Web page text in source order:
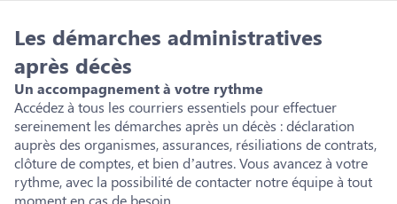
Les démarches administratives
après décès
Un accompagnement à votre rythme
Accédez à tous les courriers essentiels pour effectuer
sereinement les démarches après un décès : déclaration
auprès des organismes, assurances, résiliations de contrats,
clôture de comptes, et bien d’autres. Vous avancez à votre
rythme, avec la possibilité de contacter notre équipe à tout
moment en cas de besoin.